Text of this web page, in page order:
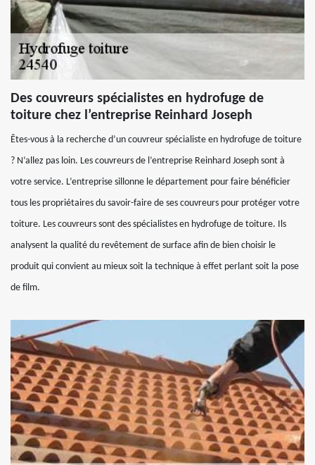
Des couvreurs spécialistes en hydrofuge de
toiture chez l’entreprise Reinhard Joseph
Êtes-vous à la recherche d’un couvreur spécialiste en hydrofuge de toiture
? N’allez pas loin. Les couvreurs de l’entreprise Reinhard Joseph sont à
votre service. L’entreprise sillonne le département pour faire bénéficier
tous les propriétaires du savoir-faire de ses couvreurs pour protéger votre
toiture. Les couvreurs sont des spécialistes en hydrofuge de toiture. Ils
analysent la qualité du revêtement de surface afin de bien choisir le
produit qui convient au mieux soit la technique à effet perlant soit la pose
de film.